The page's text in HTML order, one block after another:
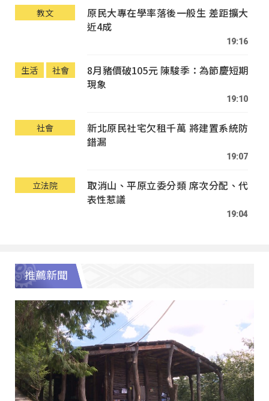
教文
原民大專在學率落後一般生 差距擴大
近4成
19:16
生活 社會
8月豬價破105元 陳駿季：為節慶短期
現象
19:10
社會
新北原民社宅欠租千萬 將建置系統防
錯漏
19:07
立法院
取消山、平原立委分類 席次分配、代
表性惹議
19:04
推薦新聞